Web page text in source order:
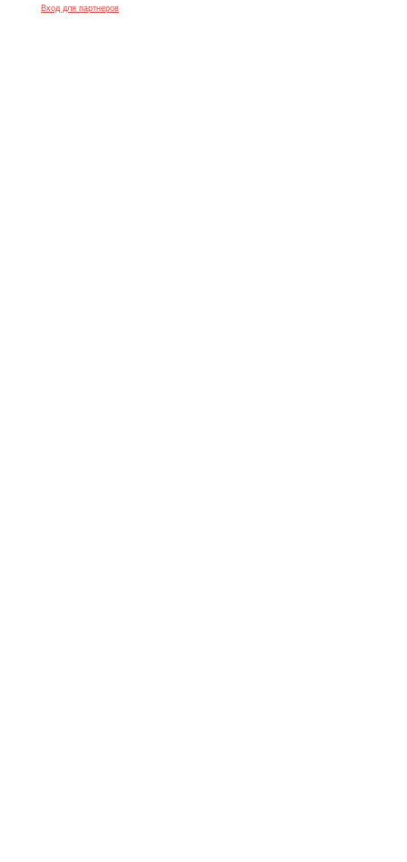
Вход для партнеров